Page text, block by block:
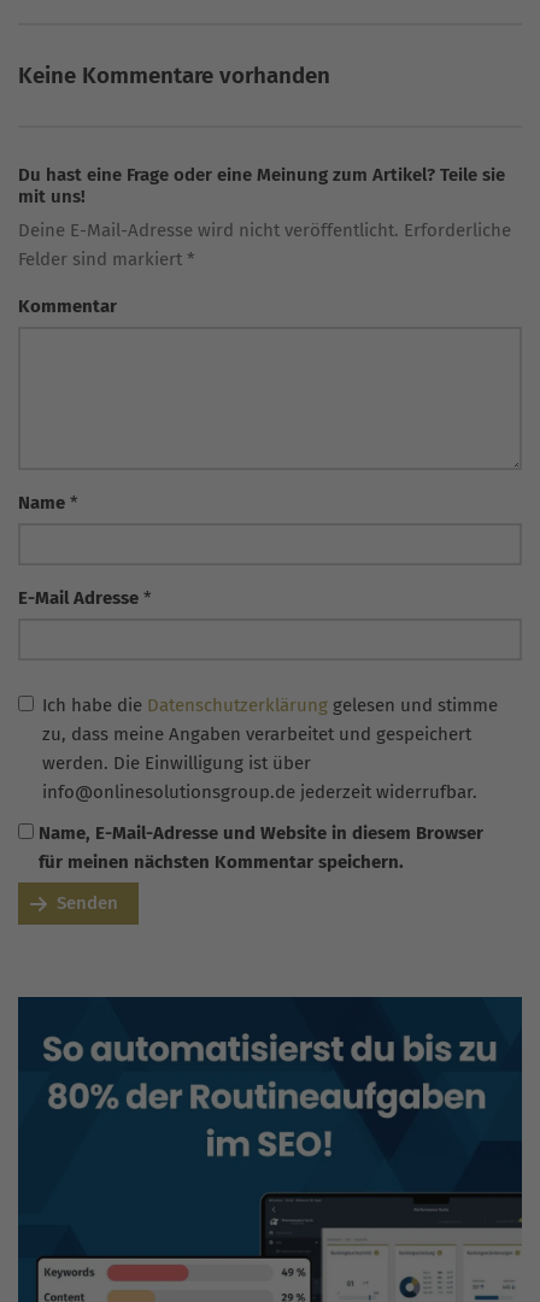
Keine Kommentare vorhanden
Du hast eine Frage oder eine Meinung zum Artikel? Teile sie
mit uns!
Deine E-Mail-Adresse wird nicht veröffentlicht. Erforderliche
Felder sind markiert *
Kommentar
Name *
E-Mail Adresse *
Ich habe die Datenschutzerklärung gelesen und stimme
zu, dass meine Angaben verarbeitet und gespeichert
werden. Die Einwilligung ist über
info@onlinesolutionsgroup.de jederzeit widerrufbar.
Name, E-Mail-Adresse und Website in diesem Browser
für meinen nächsten Kommentar speichern.
Senden